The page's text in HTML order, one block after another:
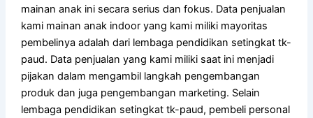
mainan anak ini secara serius dan fokus. Data penjualan
kami mainan anak indoor yang kami miliki mayoritas
pembelinya adalah dari lembaga pendidikan setingkat tk-
paud. Data penjualan yang kami miliki saat ini menjadi
pijakan dalam mengambil langkah pengembangan
produk dan juga pengembangan marketing. Selain
lembaga pendidikan setingkat tk-paud, pembeli personal